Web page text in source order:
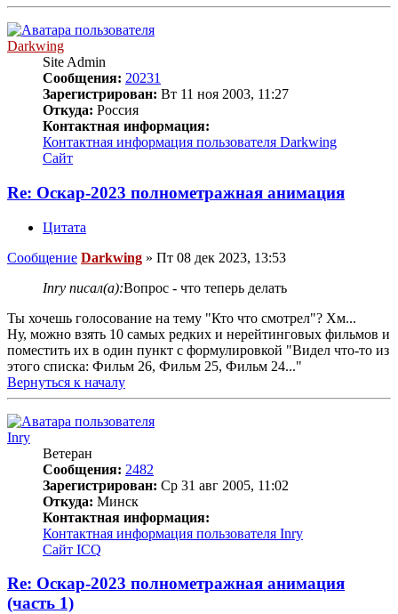
Darkwing
Site Admin
Сообщения: 20231
Зарегистрирован: Вт 11 ноя 2003, 11:27
Откуда: Россия
Контактная информация:
Контактная информация пользователя Darkwing
Сайт
Re: Оскар-2023 полнометражная анимация
Цитата
Сообщение Darkwing » Пт 08 дек 2023, 13:53
Inry писал(а):Вопрос - что теперь делать
Ты хочешь голосование на тему "Кто что смотрел"? Хм...
Ну, можно взять 10 самых редких и нерейтинговых фильмов и
поместить их в один пункт с формулировкой "Видел что-то из
этого списка: Фильм 26, Фильм 25, Фильм 24..."
Вернуться к началу
Inry
Ветеран
Сообщения: 2482
Зарегистрирован: Ср 31 авг 2005, 11:02
Откуда: Минск
Контактная информация:
Контактная информация пользователя Inry
Сайт ICQ
Re: Оскар-2023 полнометражная анимация
(часть 1)